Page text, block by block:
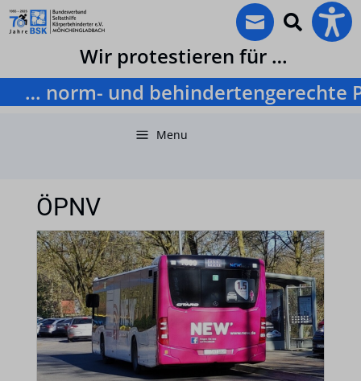
 
Wir protestieren für …
… norm- und behindertengerechte
a Menu
ÖPNV